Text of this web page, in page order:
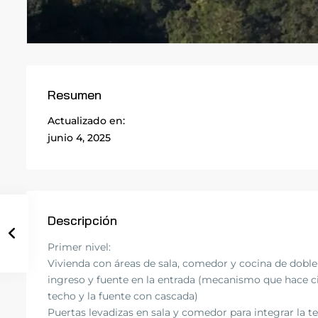
Resumen
Actualizado en:
junio 4, 2025
Descripción
Primer nivel:
Vivienda con áreas de sala, comedor y cocina de
ingreso y fuente en la entrada (mecanismo que hace
techo y la fuente con cascada)
Puertas levadizas en sala y comedor para integrar la